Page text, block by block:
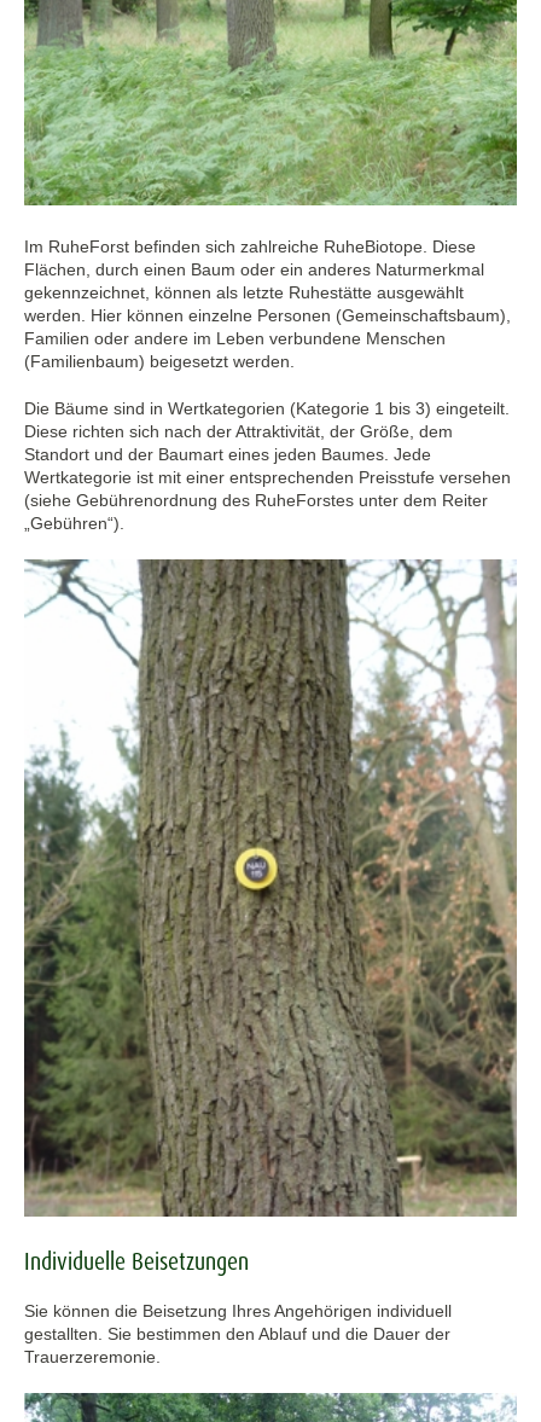
Im RuheForst befinden sich zahlreiche RuheBiotope. Diese
Flächen, durch einen Baum oder ein anderes Naturmerkmal
gekennzeichnet, können als letzte Ruhestätte ausgewählt
werden. Hier können einzelne Personen (Gemeinschaftsbaum),
Familien oder andere im Leben verbundene Menschen
(Familienbaum) beigesetzt werden.
Die Bäume sind in Wertkategorien (Kategorie 1 bis 3) eingeteilt.
Diese richten sich nach der Attraktivität, der Größe, dem
Standort und der Baumart eines jeden Baumes. Jede
Wertkategorie ist mit einer entsprechenden Preisstufe versehen
(siehe Gebührenordnung des RuheForstes unter dem Reiter
„Gebühren“).
Individuelle Beisetzungen
Sie können die Beisetzung Ihres Angehörigen individuell
gestallten. Sie bestimmen den Ablauf und die Dauer der
Trauerzeremonie.